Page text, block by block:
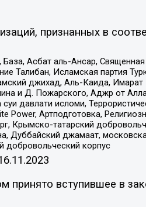
признанных в
Асбат аль-Ансар, Священная
Талибан, Исламская партия
джихад, Аль-Каида, Имарат
и Д. Пожарского, Аджр от
давлати исломи,
Артподготовка,
Крымско-татарский
Дуббайский джамаат,
добровольческий корпус
принято вступившее в